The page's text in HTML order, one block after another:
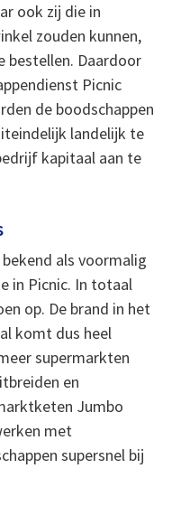
ook zij die in
zouden kunnen,
bestellen. Daardoor
Picnic
de boodschappen
landelijk te
kapitaal aan te
als voormalig
in Picnic. In totaal
op. De brand in het
komt dus heel
supermarkten
en
Jumbo
met
supersnel bij